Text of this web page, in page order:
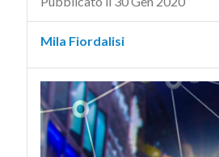
Mila Fiordalisi